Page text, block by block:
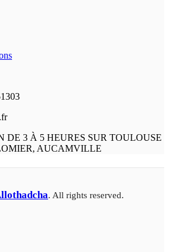
3 À 5 HEURES SUR TOULOUSE
AUCAMVILLE
. All rights reserved.